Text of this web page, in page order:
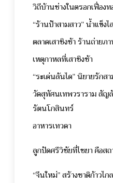
วิถีบ้านช่างในตรอกเฟื่อง
“ร้านป้าสามสาว” น้ำแข็ง
ตลาดเสาชิงช้า ร้านถ่าย
เหตุกาหลที่เสาชิงช้า
“ระเด่นลันได” นิยายรักส
วัดสุทัศนเทพวราราม สัญ
รัตนโกสินทร์
อาหารเทวดา
ลูกปัดศรีวิชัยที่ไชยา คือส
“จีนใหม่” สร้างชาติก้าวไ